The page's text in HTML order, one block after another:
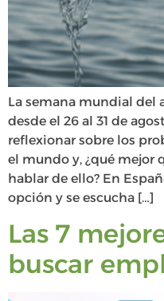
La semana mundial del
desde el 26 al 31 de
reflexionar sobre los
el mundo y, ¿qué mejor
hablar de ello? En
opción y se escucha […]
Las 7
buscar